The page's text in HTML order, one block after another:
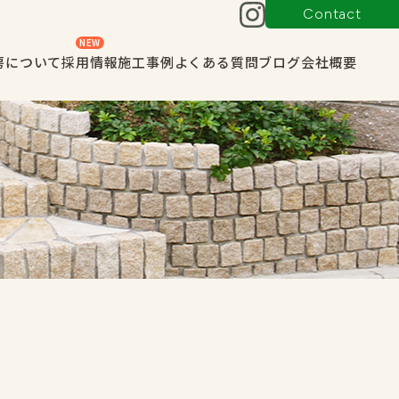
について採用情報
NEW
施工事例よくある質問ブログ会社概要
Contact